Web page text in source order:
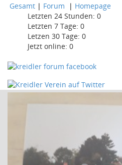
Gesamt | Forum | Homepage
Letzten 24 Stunden: 0
Letzten 7 Tage: 0
Letzen 30 Tage: 0
Jetzt online: 0